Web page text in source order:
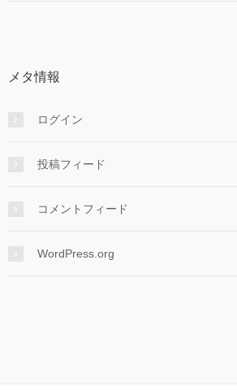
メタ情報
ログイン
投稿フィード
コメントフィード
WordPress.org